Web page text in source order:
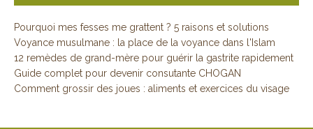
Pourquoi mes fesses me grattent ? 5 raisons et solutions
Voyance musulmane : la place de la voyance dans l'Islam
12 remèdes de grand-mère pour guérir la gastrite rapidement
Guide complet pour devenir consutante CHOGAN
Comment grossir des joues : aliments et exercices du visage